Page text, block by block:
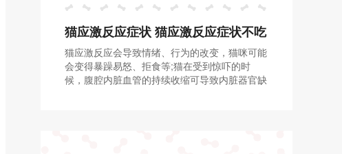
猫应激反应症状 猫应激反应症状不吃
不喝
猫应激反应会导致情绪、行为的改变，猫咪可能
会变得暴躁易怒、拒食等;猫在受到惊吓的时
候，腹腔内脏血管的持续收缩可导致内脏器官缺